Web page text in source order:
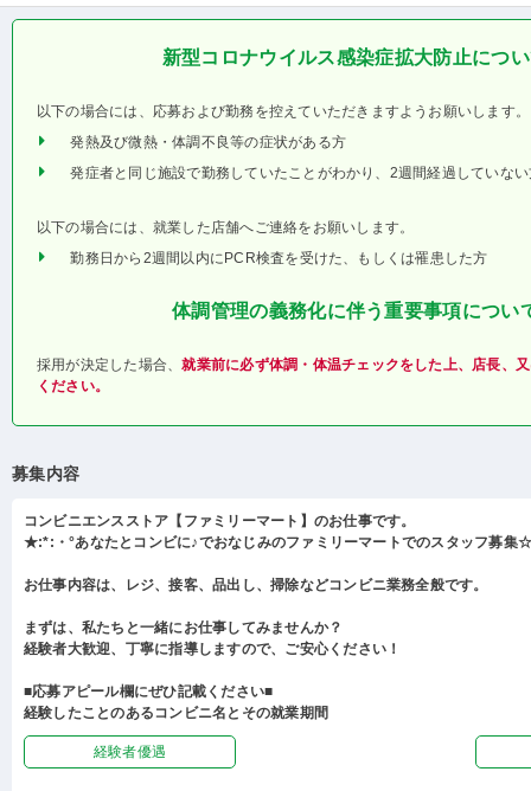
新型コロナウイルス感染症拡大防止につ
以下の場合には、応募および勤務を控えていただきますようお願いします。
発熱及び微熱・体調不良等の症状がある方
発症者と同じ施設で勤務していたことがわかり、2週間経過していな
以下の場合には、就業した店舗へご連絡をお願いします。
勤務日から2週間以内にPCR検査を受けた、もしくは罹患した方
体調管理の義務化に伴う重要事項につい
採用が決定した場合、就業前に必ず体調・体温チェックをした上、店長、
ください。
募集内容
コンビニエンスストア【ファミリーマート】のお仕事です。
★:*:・°あなたとコンビに♪でおなじみのファミリーマートでのスタッフ募集
お仕事内容は、レジ、接客、品出し、掃除などコンビニ業務全般です。
まずは、私たちと一緒にお仕事してみませんか？
経験者大歓迎、丁寧に指導しますので、ご安心ください！
■応募アピール欄にぜひ記載ください■
経験したことのあるコンビニ名とその就業期間
経験者優遇